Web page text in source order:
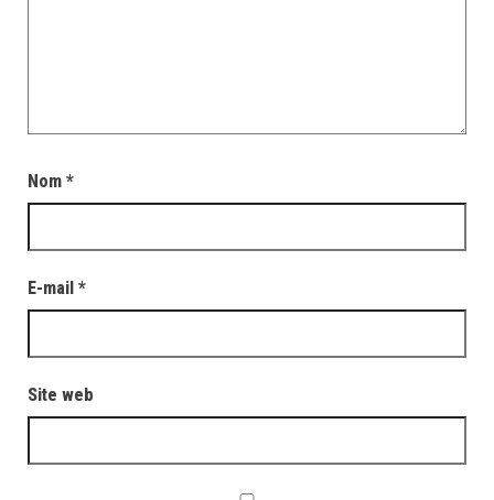
Nom *
E-mail *
Site web